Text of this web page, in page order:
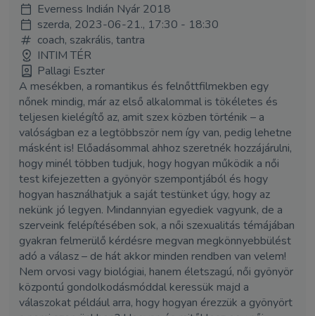
Everness Indián Nyár 2018
szerda, 2023-06-21., 17:30 - 18:30
coach, szakrális, tantra
INTIM TÉR
Pallagi Eszter
A mesékben, a romantikus és felnőttfilmekben egy
nőnek mindig, már az első alkalommal is tökéletes és
teljesen kielégítő az, amit szex közben történik – a
valóságban ez a legtöbbször nem így van, pedig lehetne
másként is! Előadásommal ahhoz szeretnék hozzájárulni,
hogy minél többen tudjuk, hogy hogyan működik a női
test kifejezetten a gyönyör szempontjából és hogy
hogyan használhatjuk a saját testünket úgy, hogy az
nekünk jó legyen. Mindannyian egyediek vagyunk, de a
szerveink felépítésében sok, a női szexualitás témájában
gyakran felmerülő kérdésre megvan megkönnyebbülést
adó a válasz – de hát akkor minden rendben van velem!
Nem orvosi vagy biológiai, hanem életszagú, női gyönyör
központú gondolkodásmóddal keressük majd a
válaszokat például arra, hogy hogyan érezzük a gyönyört